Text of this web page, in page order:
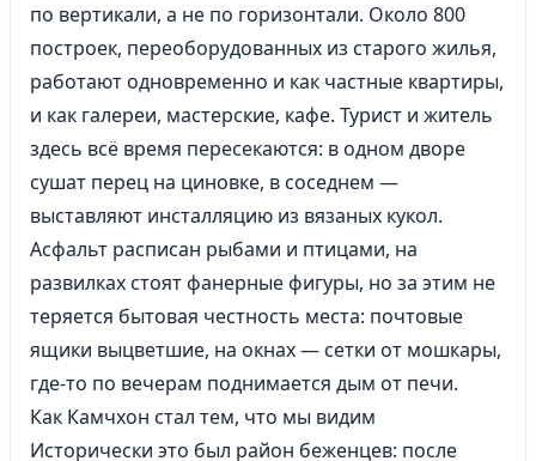
по вертикали, а не по горизонтали. Около 800
построек, переоборудованных из старого жилья,
работают одновременно и как частные квартиры,
и как галереи, мастерские, кафе. Турист и житель
здесь всё время пересекаются: в одном дворе
сушат перец на циновке, в соседнем —
выставляют инсталляцию из вязаных кукол.
Асфальт расписан рыбами и птицами, на
развилках стоят фанерные фигуры, но за этим не
теряется бытовая честность места: почтовые
ящики выцветшие, на окнах — сетки от мошкары,
где-то по вечерам поднимается дым от печи.
Как Камчхон стал тем, что мы видим
Исторически это был район беженцев: после